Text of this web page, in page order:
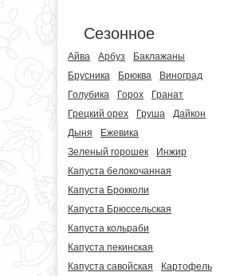
Сезонное
Айва Арбуз
Баклажаны
Брусника
Брюква
Виноград
Голубика
Горох
Гранат
Грецкий орех
Груша
Дайкон
Дыня
Ежевика
Зеленый горошек
Инжир
Капуста белокочанная
Капуста Брокколи
Капуста Брюссельская
Капуста кольраби
Капуста пекинская
Капуста савойская
Картофель